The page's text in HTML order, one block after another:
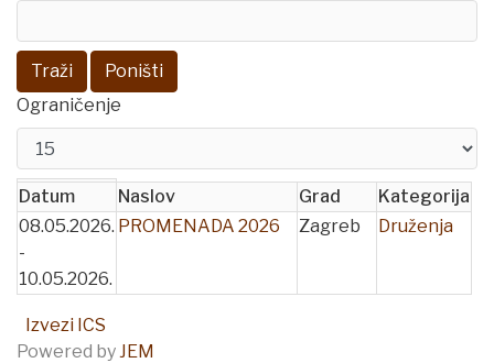
Traži
Poništi
Ograničenje
Datum Naslov Grad
Kategorija
08.05.2026.
-
10.05.2026.
PROMENADA 2026 Zagreb Druženja
Izvezi ICS
Powered byJEM